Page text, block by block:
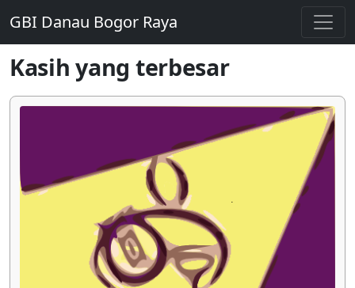
GBI Danau Bogor Raya
Kasih yang terbesar